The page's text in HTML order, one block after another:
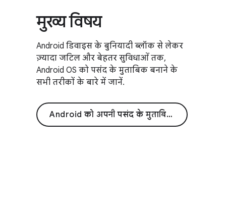
मुख्य विषय
Android डिवाइस के बुनियादी ब्लॉक से लेकर
ज़्यादा जटिल और बेहतर सुविधाओं तक,
Android OS को पसंद के मुताबिक बनाने के
सभी तरीकों के बारे में जानें.
Android को अपनी पसंद के मुताबिक बनाना